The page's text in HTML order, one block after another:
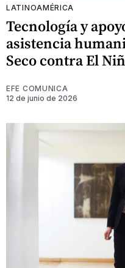
LATINOAMÉRICA
Tecnología y
asistencia
Seco contra El
EFE COMUNICA
12 de junio de 2026